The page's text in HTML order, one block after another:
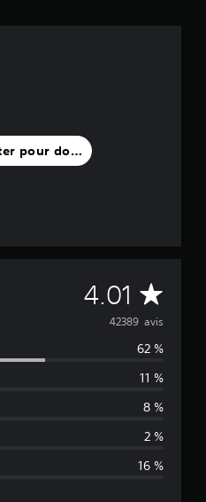
pour donner un avis
4.01 M
o
y
e
n
n
42389 avis
62 %
11 %
8 %
2 %
16 %